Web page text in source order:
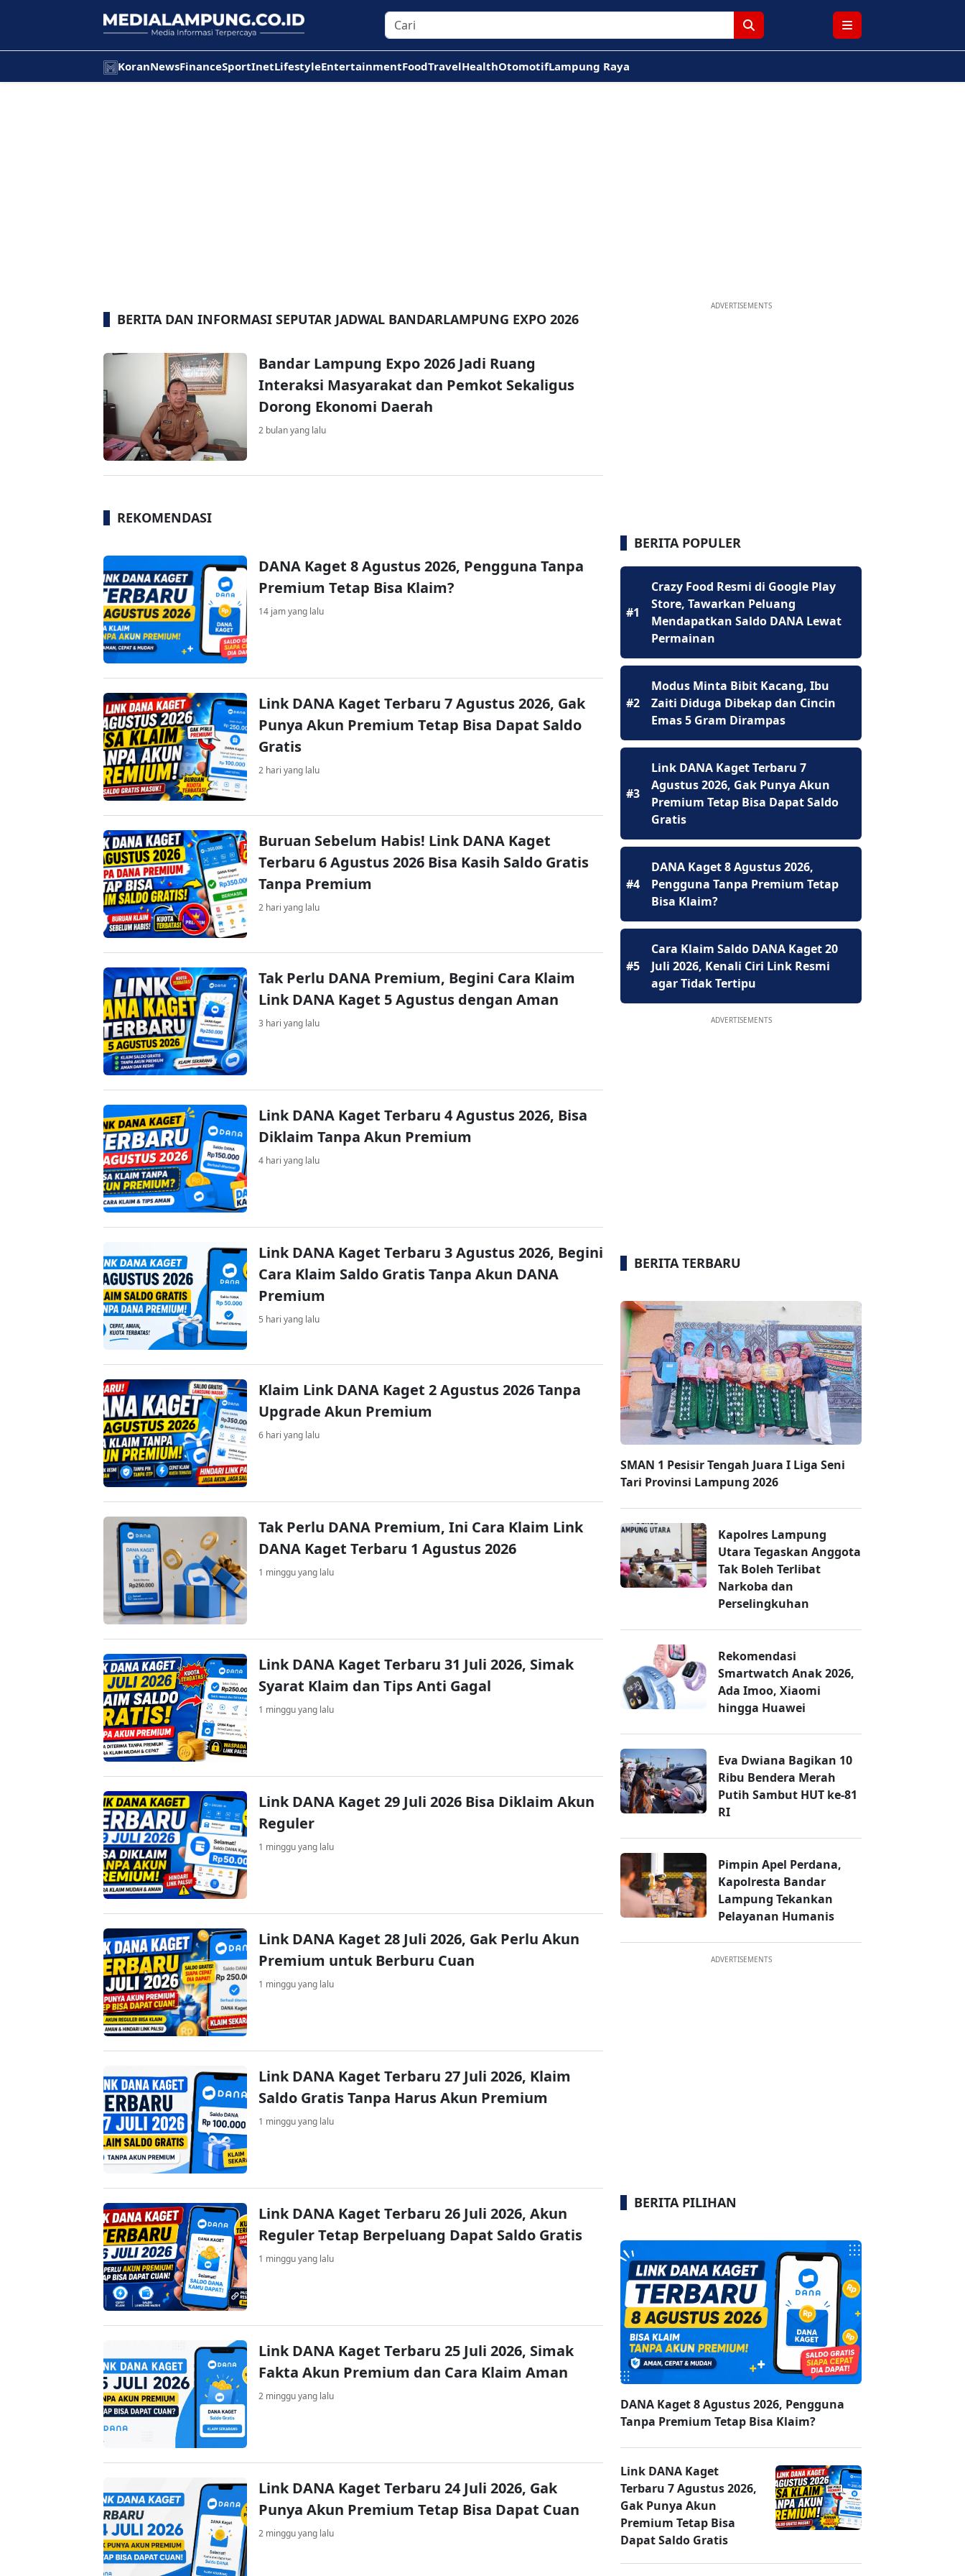
KoranNewsFinanceSportInetLifestyleEntertainmentFoodTravelHealthOtomotifLampung Raya
BERITA DAN INFORMASI SEPUTAR JADWAL BANDARLAMPUNG EXPO 2026
Bandar Lampung Expo 2026 Jadi Ruang
Interaksi Masyarakat dan Pemkot Sekaligus
Dorong Ekonomi Daerah
2 bulan yang lalu
REKOMENDASI
DANA Kaget 8 Agustus 2026, Pengguna Tanpa
Premium Tetap Bisa Klaim?
14 jam yang lalu
Link DANA Kaget Terbaru 7 Agustus 2026, Gak
Punya Akun Premium Tetap Bisa Dapat Saldo
Gratis
2 hari yang lalu
Buruan Sebelum Habis! Link DANA Kaget
Terbaru 6 Agustus 2026 Bisa Kasih Saldo Gratis
Tanpa Premium
2 hari yang lalu
Tak Perlu DANA Premium, Begini Cara Klaim
Link DANA Kaget 5 Agustus dengan Aman
3 hari yang lalu
Link DANA Kaget Terbaru 4 Agustus 2026, Bisa
Diklaim Tanpa Akun Premium
4 hari yang lalu
Link DANA Kaget Terbaru 3 Agustus 2026, Begini
Cara Klaim Saldo Gratis Tanpa Akun DANA
Premium
5 hari yang lalu
Klaim Link DANA Kaget 2 Agustus 2026 Tanpa
Upgrade Akun Premium
6 hari yang lalu
Tak Perlu DANA Premium, Ini Cara Klaim Link
DANA Kaget Terbaru 1 Agustus 2026
1 minggu yang lalu
Link DANA Kaget Terbaru 31 Juli 2026, Simak
Syarat Klaim dan Tips Anti Gagal
1 minggu yang lalu
Link DANA Kaget 29 Juli 2026 Bisa Diklaim Akun
Reguler
1 minggu yang lalu
Link DANA Kaget 28 Juli 2026, Gak Perlu Akun
Premium untuk Berburu Cuan
1 minggu yang lalu
Link DANA Kaget Terbaru 27 Juli 2026, Klaim
Saldo Gratis Tanpa Harus Akun Premium
1 minggu yang lalu
Link DANA Kaget Terbaru 26 Juli 2026, Akun
Reguler Tetap Berpeluang Dapat Saldo Gratis
1 minggu yang lalu
Link DANA Kaget Terbaru 25 Juli 2026, Simak
Fakta Akun Premium dan Cara Klaim Aman
2 minggu yang lalu
Link DANA Kaget Terbaru 24 Juli 2026, Gak
Punya Akun Premium Tetap Bisa Dapat Cuan
2 minggu yang lalu
ADVERTISEMENTS
BERITA POPULER
#1
Crazy Food Resmi di Google Play
Store, Tawarkan Peluang
Mendapatkan Saldo DANA Lewat
Permainan
#2
Modus Minta Bibit Kacang, Ibu
Zaiti Diduga Dibekap dan Cincin
Emas 5 Gram Dirampas
#3
Link DANA Kaget Terbaru 7
Agustus 2026, Gak Punya Akun
Premium Tetap Bisa Dapat Saldo
Gratis
#4
DANA Kaget 8 Agustus 2026,
Pengguna Tanpa Premium Tetap
Bisa Klaim?
#5
Cara Klaim Saldo DANA Kaget 20
Juli 2026, Kenali Ciri Link Resmi
agar Tidak Tertipu
ADVERTISEMENTS
BERITA TERBARU
SMAN 1 Pesisir Tengah Juara I Liga Seni
Tari Provinsi Lampung 2026
Kapolres Lampung
Utara Tegaskan Anggota
Tak Boleh Terlibat
Narkoba dan
Perselingkuhan
Rekomendasi
Smartwatch Anak 2026,
Ada Imoo, Xiaomi
hingga Huawei
Eva Dwiana Bagikan 10
Ribu Bendera Merah
Putih Sambut HUT ke-81
RI
Pimpin Apel Perdana,
Kapolresta Bandar
Lampung Tekankan
Pelayanan Humanis
ADVERTISEMENTS
BERITA PILIHAN
DANA Kaget 8 Agustus 2026, Pengguna
Tanpa Premium Tetap Bisa Klaim?
Link DANA Kaget
Terbaru 7 Agustus 2026,
Gak Punya Akun
Premium Tetap Bisa
Dapat Saldo Gratis